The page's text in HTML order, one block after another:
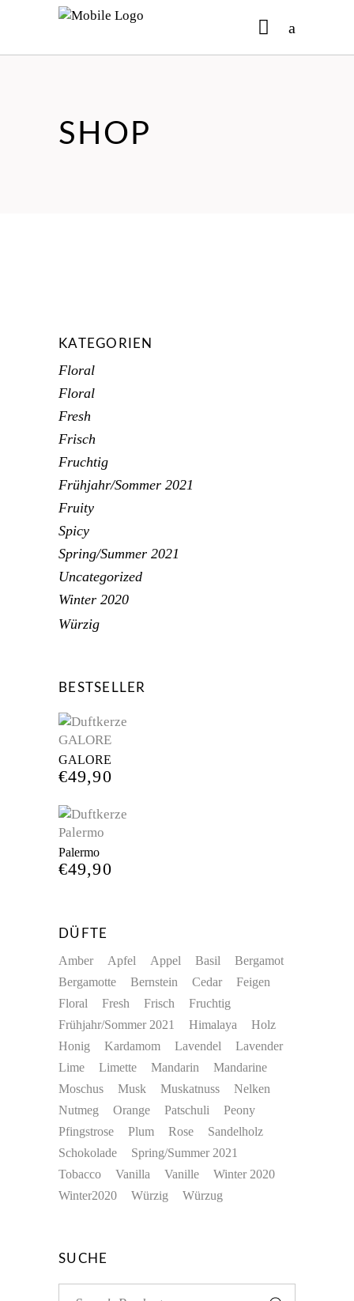
SHOP
KATEGORIEN
Floral
Floral
Fresh
Frisch
Fruchtig
Frühjahr/Sommer 2021
Fruity
Spicy
Spring/Summer 2021
Uncategorized
Winter 2020
Würzig
BESTSELLER
GALORE
€49,90
Palermo
€49,90
DÜFTE
Amber
Apfel Appel Basil
Bergamot
Bergamotte
Bernstein Cedar
Feigen
Floral
Fresh Frisch
Fruchtig
Frühjahr/Sommer 2021
Himalaya
Holz
Honig
Kardamom Lavendel
Lavender
Lime
Limette Mandarin
Mandarine
Moschus
Musk Muskatnuss
Nelken
Nutmeg
Orange Patschuli
Peony
Pfingstrose
Plum Rose
Sandelholz
Schokolade
Spring/Summer 2021
Tobacco
Vanilla Vanille
Winter 2020
Winter2020
Würzig Würzug
SUCHE